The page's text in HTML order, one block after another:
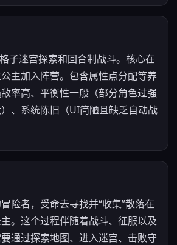
子迷宫探索和回合制战斗。核心在
主加入阵营。包含属性点分配等养
率高、平衡性一般（部分角色过强
、系统陈旧（UI简陋且缺乏自动战
险者，受命去寻找并“收集”散落在
。这个过程伴随着战斗、征服以及
通过探索地图、进入迷宫、击败守